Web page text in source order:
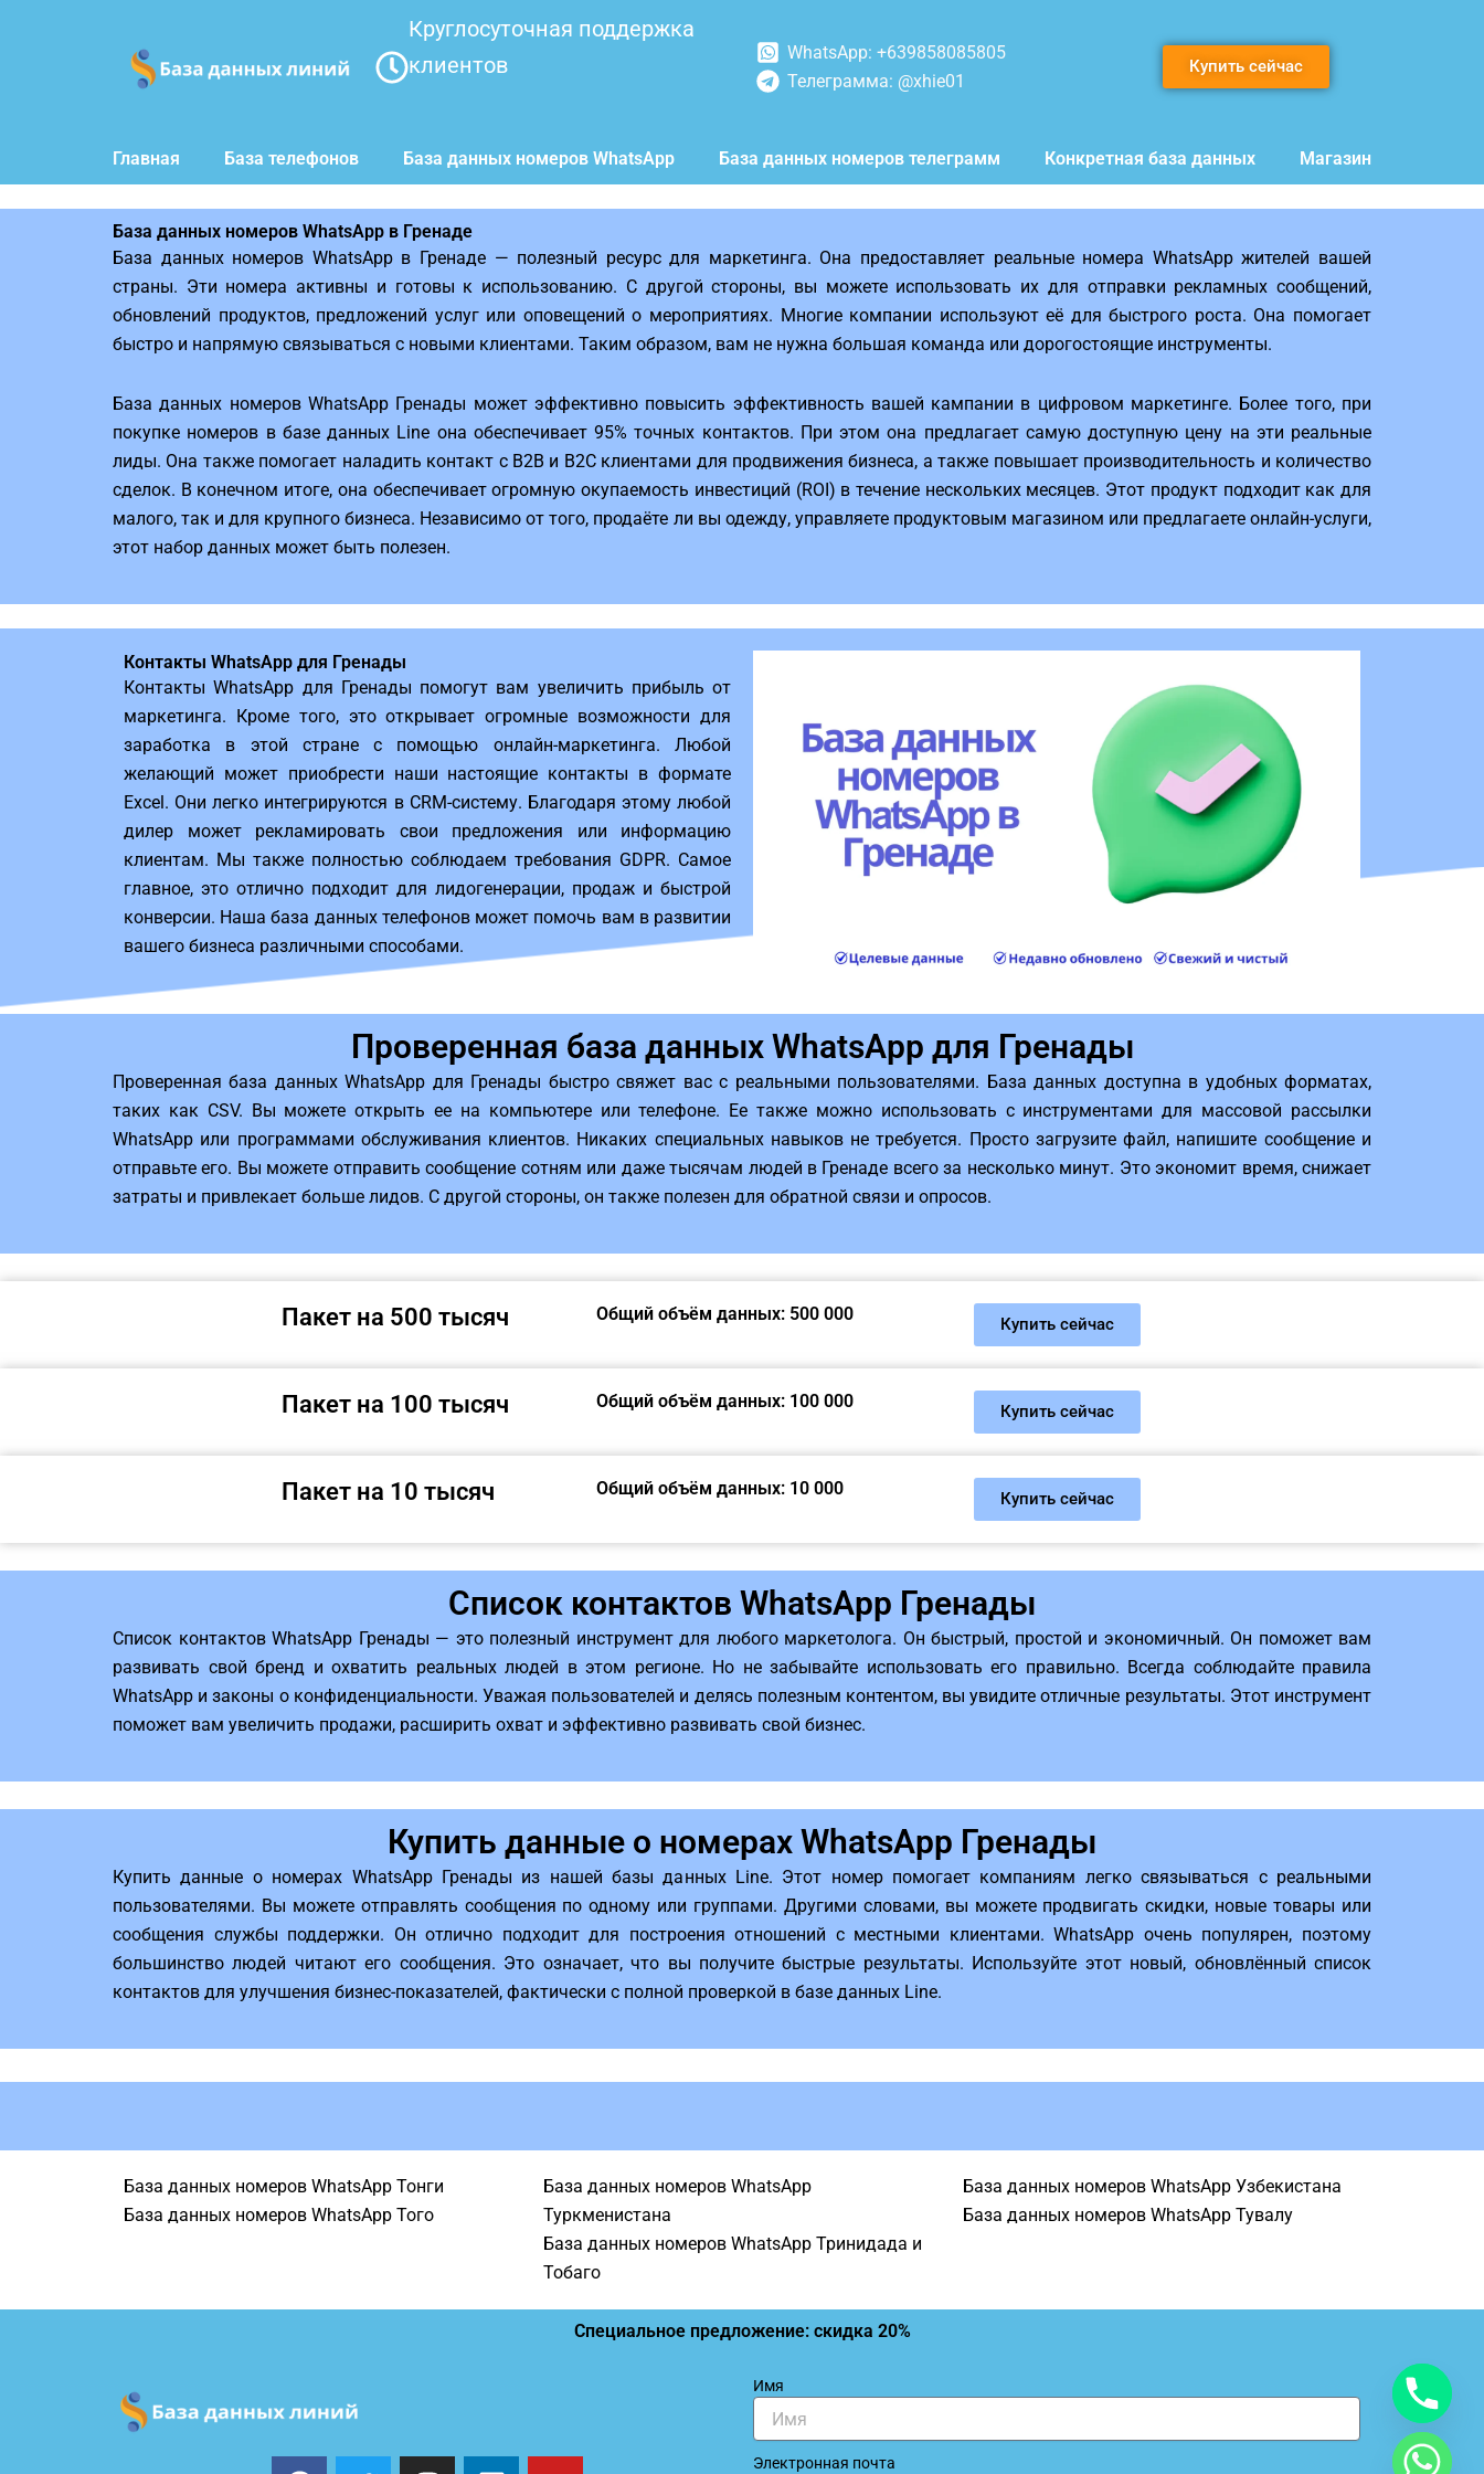
Круглосуточная поддержка
клиентов
WhatsApp: +639858085805
Телеграмма: @xhie01
Купить сейчас
Главная База телефонов База данных номеров WhatsApp База данных номеров телеграмм Конкретная база данных Магазин
База данных номеров WhatsApp в Гренаде
База данных номеров WhatsApp в Гренаде — полезный ресурс для маркетинга. Она предоставляет реальные номера WhatsApp жителей вашей
страны. Эти номера активны и готовы к использованию. С другой стороны, вы можете использовать их для отправки рекламных сообщений,
обновлений продуктов, предложений услуг или оповещений о мероприятиях. Многие компании используют её для быстрого роста. Она помогает
быстро и напрямую связываться с новыми клиентами. Таким образом, вам не нужна большая команда или дорогостоящие инструменты.
База данных номеров WhatsApp Гренады может эффективно повысить эффективность вашей кампании в цифровом маркетинге. Более того, при
покупке номеров в базе данных Line она обеспечивает 95% точных контактов. При этом она предлагает самую доступную цену на эти реальные
лиды. Она также помогает наладить контакт с B2B и B2C клиентами для продвижения бизнеса, а также повышает производительность и количество
сделок. В конечном итоге, она обеспечивает огромную окупаемость инвестиций (ROI) в течение нескольких месяцев. Этот продукт подходит как для
малого, так и для крупного бизнеса. Независимо от того, продаёте ли вы одежду, управляете продуктовым магазином или предлагаете онлайн-услуги,
этот набор данных может быть полезен.
Контакты WhatsApp для Гренады
Контакты WhatsApp для Гренады помогут вам увеличить прибыль от
маркетинга. Кроме того, это открывает огромные возможности для
заработка в этой стране с помощью онлайн-маркетинга. Любой
желающий может приобрести наши настоящие контакты в формате
Excel. Они легко интегрируются в CRM-систему. Благодаря этому любой
дилер может рекламировать свои предложения или информацию
клиентам. Мы также полностью соблюдаем требования GDPR. Самое
главное, это отлично подходит для лидогенерации, продаж и быстрой
конверсии. Наша база данных телефонов может помочь вам в развитии
вашего бизнеса различными способами.
Проверенная база данных WhatsApp для Гренады
Проверенная база данных WhatsApp для Гренады быстро свяжет вас с реальными пользователями. База данных доступна в удобных форматах,
таких как CSV. Вы можете открыть ее на компьютере или телефоне. Ее также можно использовать с инструментами для массовой рассылки
WhatsApp или программами обслуживания клиентов. Никаких специальных навыков не требуется. Просто загрузите файл, напишите сообщение и
отправьте его. Вы можете отправить сообщение сотням или даже тысячам людей в Гренаде всего за несколько минут. Это экономит время, снижает
затраты и привлекает больше лидов. С другой стороны, он также полезен для обратной связи и опросов.
Пакет на 500 тысяч Общий объём данных: 500 000 Купить сейчас
Пакет на 100 тысяч Общий объём данных: 100 000 Купить сейчас
Пакет на 10 тысяч Общий объём данных: 10 000 Купить сейчас
Список контактов WhatsApp Гренады
Список контактов WhatsApp Гренады — это полезный инструмент для любого маркетолога. Он быстрый, простой и экономичный. Он поможет вам
развивать свой бренд и охватить реальных людей в этом регионе. Но не забывайте использовать его правильно. Всегда соблюдайте правила
WhatsApp и законы о конфиденциальности. Уважая пользователей и делясь полезным контентом, вы увидите отличные результаты. Этот инструмент
поможет вам увеличить продажи, расширить охват и эффективно развивать свой бизнес.
Купить данные о номерах WhatsApp Гренады
Купить данные о номерах WhatsApp Гренады из нашей базы данных Line. Этот номер помогает компаниям легко связываться с реальными
пользователями. Вы можете отправлять сообщения по одному или группами. Другими словами, вы можете продвигать скидки, новые товары или
сообщения службы поддержки. Он отлично подходит для построения отношений с местными клиентами. WhatsApp очень популярен, поэтому
большинство людей читают его сообщения. Это означает, что вы получите быстрые результаты. Используйте этот новый, обновлённый список
контактов для улучшения бизнес-показателей, фактически с полной проверкой в ​​базе данных Line.
База данных номеров WhatsApp Тонги
База данных номеров WhatsApp Того
База данных номеров WhatsApp
Туркменистана
База данных номеров WhatsApp Тринидада и
Тобаго
База данных номеров WhatsApp Узбекистана
База данных номеров WhatsApp Тувалу
Специальное предложение: скидка 20%
Имя
Электронная почта